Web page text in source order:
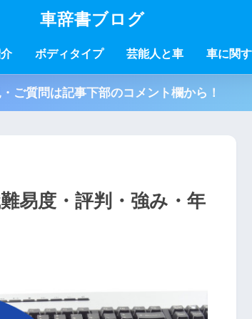
車辞書ブログ
ボディタイプ 芸能人と車 車に関
ご質問は記事下部のコメント欄から！
易度・評判・強み・年